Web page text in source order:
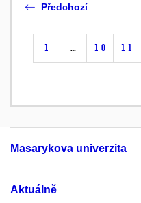
Předchozí
1 … 10 11
Masarykova univerzita
Aktuálně